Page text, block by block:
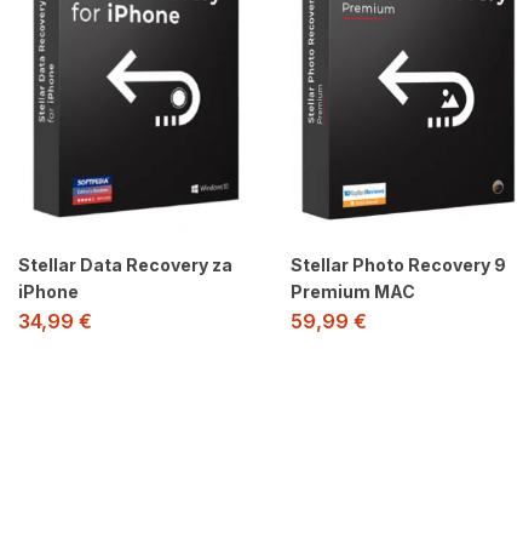
Stellar Data Recovery za
iPhone
34,99 €
Stellar Photo Recovery 9
Premium MAC
59,99 €